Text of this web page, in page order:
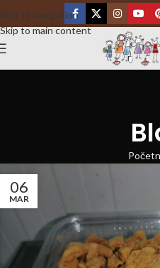
Skip to navigation
Skip to main content
06
MAR